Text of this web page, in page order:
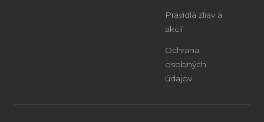
Pravidlá zliav a
akcií
Ochrana
osobných
údajov